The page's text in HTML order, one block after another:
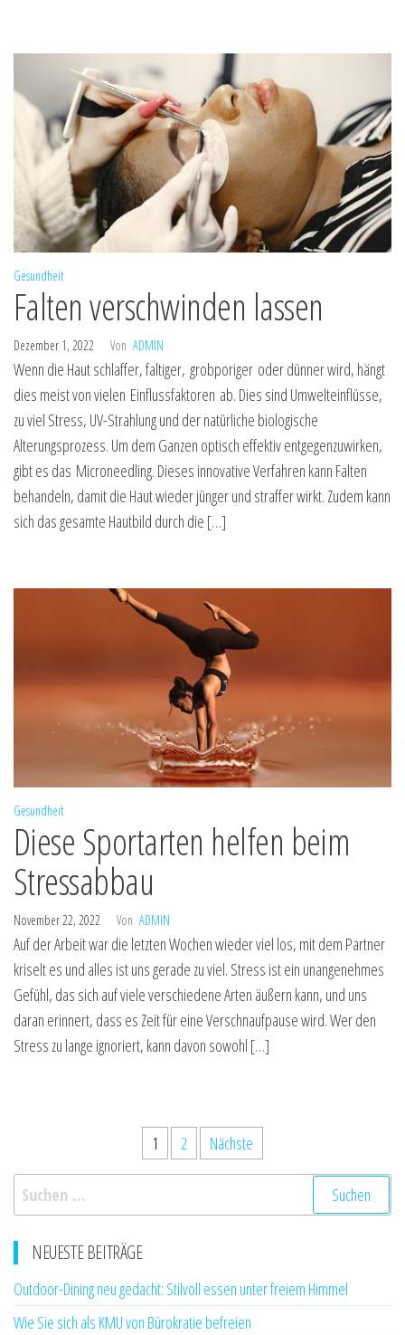
Gesundheit
Falten verschwinden lassen
Dezember 1, 2022 Von ADMIN
Wenn die Haut schlaffer, faltiger, grobporiger oder dünner wird, hängt
dies meist von vielen Einflussfaktoren ab. Dies sind Umwelteinflüsse,
zu viel Stress, UV-Strahlung und der natürliche biologische
Alterungsprozess. Um dem Ganzen optisch effektiv entgegenzuwirken,
gibt es das Microneedling. Dieses innovative Verfahren kann Falten
behandeln, damit die Haut wieder jünger und straffer wirkt. Zudem kann
sich das gesamte Hautbild durch die […]
Gesundheit
Diese Sportarten helfen beim
Stressabbau
November 22, 2022 Von ADMIN
Auf der Arbeit war die letzten Wochen wieder viel los, mit dem Partner
kriselt es und alles ist uns gerade zu viel. Stress ist ein unangenehmes
Gefühl, das sich auf viele verschiedene Arten äußern kann, und uns
daran erinnert, dass es Zeit für eine Verschnaufpause wird. Wer den
Stress zu lange ignoriert, kann davon sowohl […]
Seitennummerierung
der
Beiträge
1 2
Nächste
Suchen
nach:
NEUESTE BEITRÄGE
Outdoor-Dining neu gedacht: Stilvoll essen unter freiem Himmel
Wie Sie sich als KMU von Bürokratie befreien